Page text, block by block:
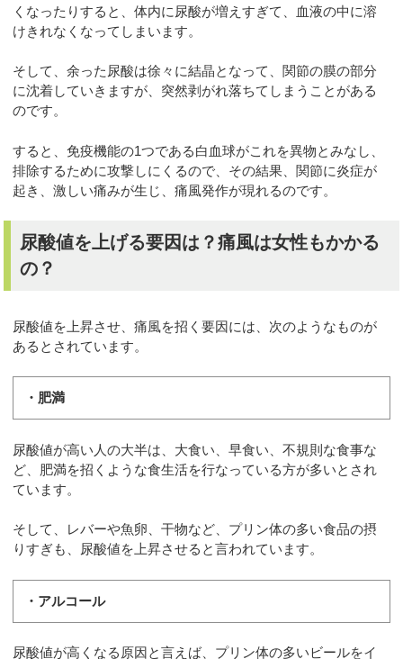
くなったりすると、体内に尿酸が増えすぎて、血液の中に溶
けきれなくなってしまいます。
そして、余った尿酸は徐々に結晶となって、関節の膜の部分
に沈着していきますが、突然剥がれ落ちてしまうことがある
のです。
すると、免疫機能の1つである白血球がこれを異物とみなし、
排除するために攻撃しにくるので、その結果、関節に炎症が
起き、激しい痛みが生じ、痛風発作が現れるのです。
尿酸値を上げる要因は？痛風は女性もかかる
の？
尿酸値を上昇させ、痛風を招く要因には、次のようなものが
あるとされています。
・肥満
尿酸値が高い人の大半は、大食い、早食い、不規則な食事な
ど、肥満を招くような食生活を行なっている方が多いとされ
ています。
そして、レバーや魚卵、干物など、プリン体の多い食品の摂
りすぎも、尿酸値を上昇させると言われています。
・アルコール
尿酸値が高くなる原因と言えば、プリン体の多いビールをイ